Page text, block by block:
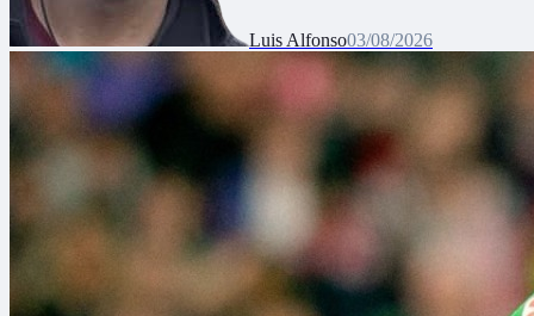
Luis Alfonso03/08/2026